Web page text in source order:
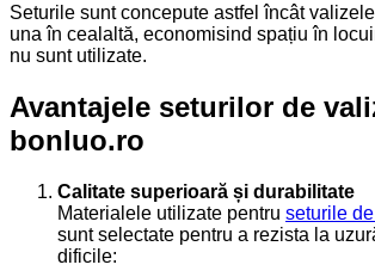
Seturile sunt concepute astfel încât
una în cealaltă, economisind spațiu în
nu sunt utilizate.
Avantajele seturilor de
bonluo.ro
Calitate superioară și durabilitate
Materialele utilizate pentru seturile
sunt selectate pentru a rezista la
dificile: